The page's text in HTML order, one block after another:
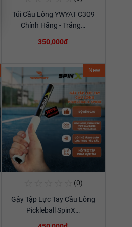
Xem chi tiết
Túi Cầu Lông YWYAT C309
Chính Hãng - Trắng…
350,000đ
New
Xem chi tiết
(0)
Gậy Tập Lực Tay Cầu Lông
Pickleball SpinX…